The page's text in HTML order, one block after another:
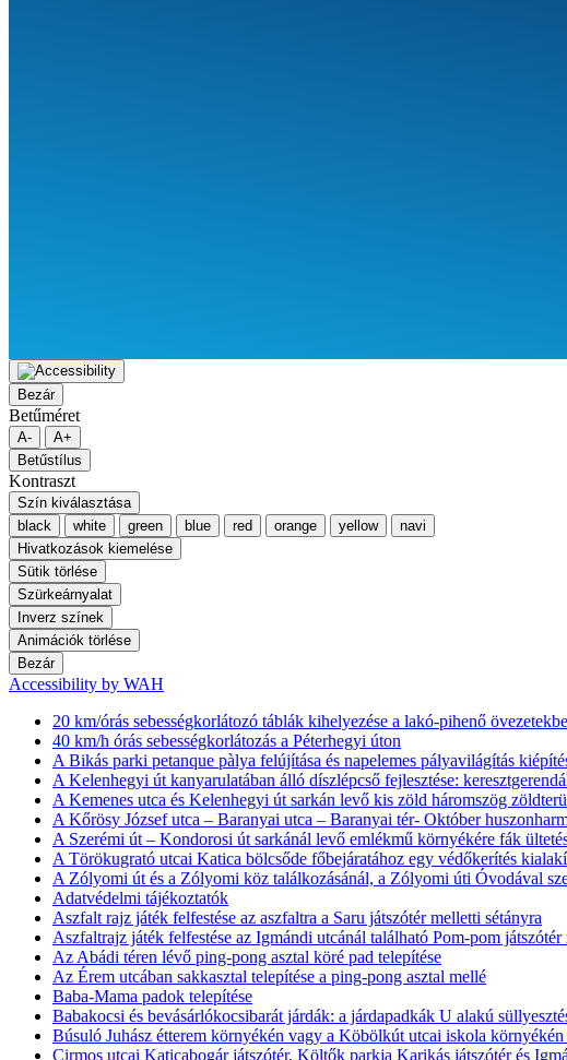
Bezár
Betűméret
A-
A+
Betűstílus
Kontraszt
Szín kiválasztása
black
white green blue red orange yellow
navi
Hivatkozások kiemelése
Sütik törlése
Szürkeárnyalat
Inverz színek
Animációk törlése
Bezár
Accessibility by WAH
20 km/órás sebességkorlátozó táblák kihelyezése a lakó-pihenő
40 km/h órás sebességkorlátozás a Péterhegyi úton
A Bikás parki petanque pàlya felújítása és napelemes pályavilágítás
A Kelenhegyi út kanyarulatában álló díszlépcső fejlesztése:
A Kemenes utca és Kelenhegyi út sarkán levő kis zöld háromszög
A Kőrösy József utca – Baranyai utca – Baranyai tér- Október
A Szerémi út – Kondorosi út sarkánál levő emlékmű környékére fák
A Törökugrató utcai Katica bölcsőde főbejáratához egy védőkerítés
A Zólyomi út és a Zólyomi köz találkozásánál, a Zólyomi úti Óvodával
Adatvédelmi tájékoztatók
Aszfalt rajz játék felfestése az aszfaltra a Saru játszótér melletti sétányra
Aszfaltrajz játék felfestése az Igmándi utcánál található Pom-pom játszótér
Az Abádi téren lévő ping-pong asztal köré pad telepítése
Az Érem utcában sakkasztal telepítése a ping-pong asztal mellé
Baba-Mama padok telepítése
Babakocsi és bevásárlókocsibarát járdák: a járdapadkák U alakú
Búsuló Juhász étterem környékén vagy a Köbölkút utcai iskola
Cirmos utcai Katicabogár játszótér, Költők parkja Karikás játszótér és